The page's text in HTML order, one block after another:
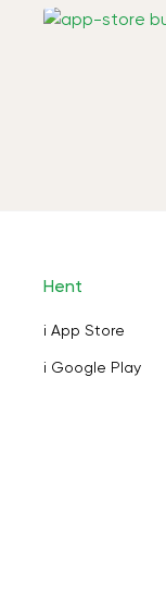
Hent
i App Store
i Google Play